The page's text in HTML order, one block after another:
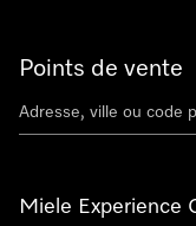
Points de vente
Miele Experience